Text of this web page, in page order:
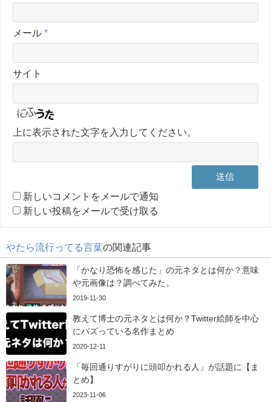
メール *
サイト
上に表示された文字を入力してください。
新しいコメントをメールで通知
新しい投稿をメールで受け取る
やたら流行ってる言葉の関連記事
「かなり恐怖を感じた」の元ネタとは何か？意味
や元画像は？調べてみた。
2019-11-30
教えて博士の元ネタとは何か？Twitter絵師を中心
にバズっている名作まとめ
2020-12-11
「毎回通りすがりに頭叩かれる人」が話題に【ま
とめ】
2023-11-06